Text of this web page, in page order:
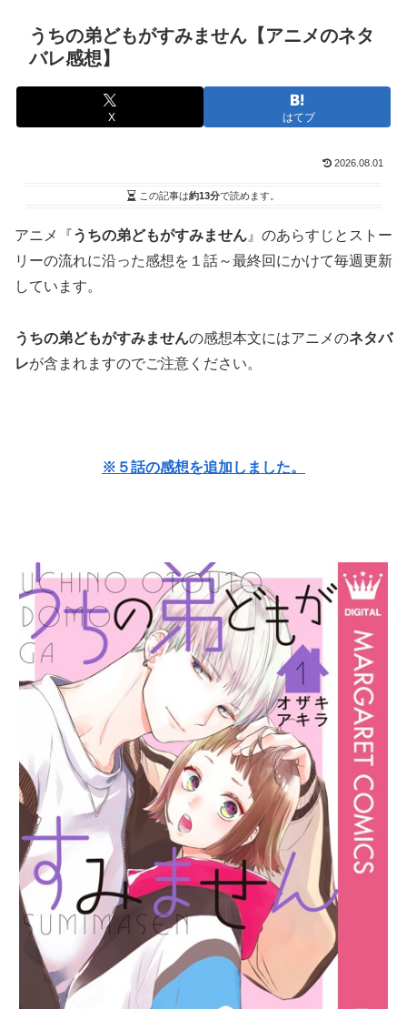
うちの弟どもがすみません【アニメのネタ
バレ感想】
X はてブ
2026.08.01
この記事は約13分で読めます。
アニメ『うちの弟どもがすみません 』のあらすじとストー
リーの流れに沿った感想を１話～最終回にかけて毎週更新
しています。
うちの弟どもがすみませんの感想本文にはアニメのネタバ
レが含まれますのでご注意ください。
※５話の感想を追加しました。